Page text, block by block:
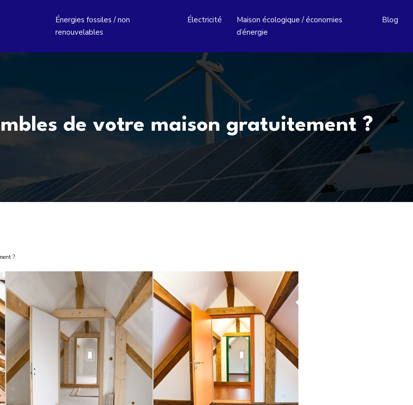
Énergies fossiles / non
renouvelables
Électricité
Maison écologique / économies
d’énergie
Blog
de votre maison gratuitement ?
?